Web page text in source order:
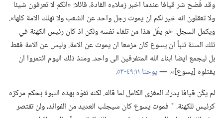
وقد فُضح شر قيافا عندما اخبر زملاءه القادة،‏ قائلا:‏ «انكم لا تعرفون شيئا
ولا تعقلون انه خير لكم ان يموت رجل واحد عن الشعب ولا تهلك الامة كلها».‏
ويكمل السجل:‏ «لم يقُل هذا من تلقاء نفسه ولكن اذ كان رئيس الكهنة في
تلك السنة تنبأ ان يسوع كان مزمعا ان يموت عن الامة.‏ وليس عن الامة فقط
بل ليجمع ايضا ابناء الله المتفرقين الى واحد.‏ ومنذ ذلك اليوم ائتمروا ان
يقتلوه [يسوع]».‏ —‏يوحنا ١١:‏٤٩-‏٥٣
‏.‏
لم يكُن قيافا يدرك المغزى الكامل لما قاله.‏ لكنه تفوّه بهذه النبوة بحكم مركزه
كرئيس للكهنة.‏ * فموت يسوع كان سيجلب العديد من الفوائد،‏ ولن تقتصر